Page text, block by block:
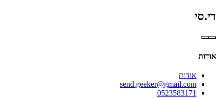
די.סי
אודות
אודות
send.geeker@gmail.com
0523583171